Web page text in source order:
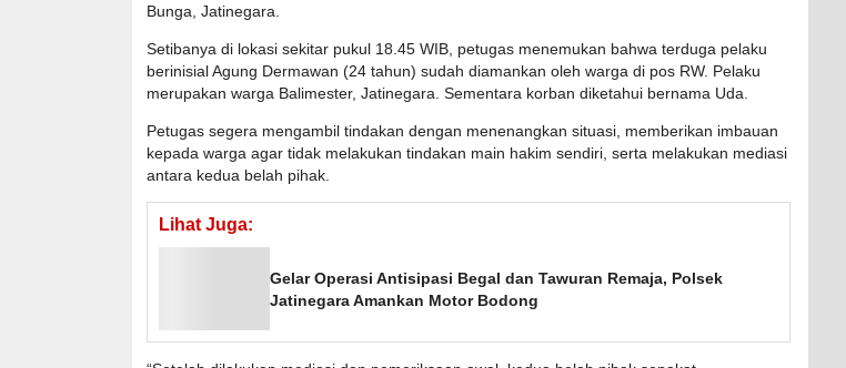
Bunga, Jatinegara.
Setibanya di lokasi sekitar pukul 18.45 WIB, petugas menemukan bahwa terduga pelaku
berinisial Agung Dermawan (24 tahun) sudah diamankan oleh warga di pos RW. Pelaku
merupakan warga Balimester, Jatinegara. Sementara korban diketahui bernama Uda.
Petugas segera mengambil tindakan dengan menenangkan situasi, memberikan imbauan
kepada warga agar tidak melakukan tindakan main hakim sendiri, serta melakukan mediasi
antara kedua belah pihak.
Lihat Juga:
Gelar Operasi Antisipasi Begal dan Tawuran Remaja, Polsek
Jatinegara Amankan Motor Bodong